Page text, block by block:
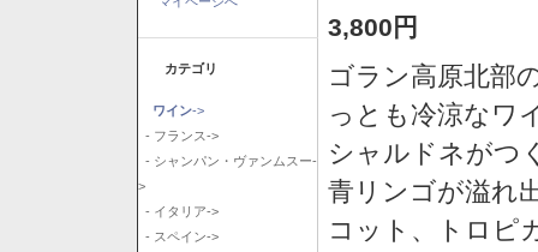
カテゴリ
ワイン->
- フランス->
- シャンパン・ヴァンムスー-
>
- イタリア->
- スペイン->
3,800円
ゴラン高原北部
っとも冷涼なワ
シャルドネがつ
青リンゴが溢れ
コット、トロピ